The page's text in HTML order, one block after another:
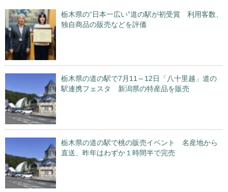
栃木県の“日本一広い”道の駅が初受賞 利用客数、
独自商品の販売などを評価
栃木県の道の駅で7月11～12日「八十里越」道の
駅連携フェスタ 新潟県の特産品を販売
栃木県の道の駅で桃の販売イベント 名産地から
直送、昨年はわずか１時間半で完売